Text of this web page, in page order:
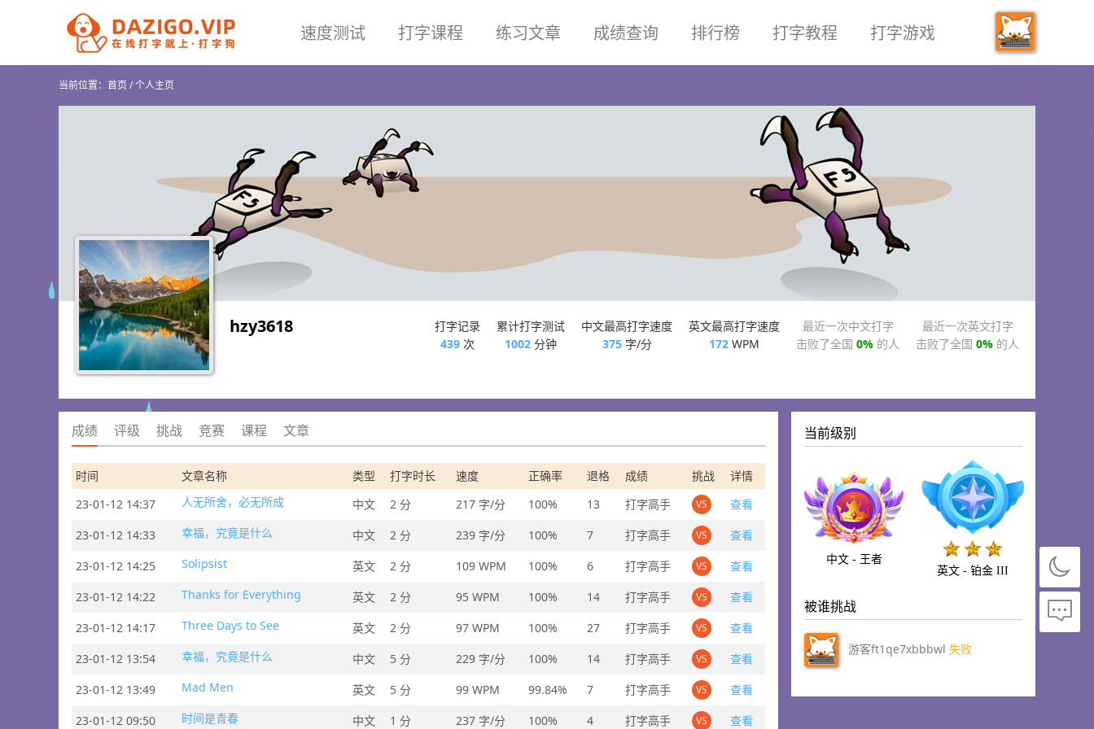
速度测试 打字课程 练习文章 成绩查询 排行榜 打字教程 打字游戏
当前位置： 首页/个人主页
hzy3618
打字记录
439 次
累计打字测试
1002 分钟
中文最高打字速度
375字/分
英文最高打字速度
172 WPM
最近一次中文打字
击败了全国 0% 的人
最近一次英文打字
击败了全国 0% 的人
成绩 评级 挑战 竞赛 课程 文章
时间 文章名称 类型 打字时长 速度 正确率 退格 成绩 挑战
详情
23-01-12 14:37
人无所舍，必无所成 中文 2 分 217 字/分 100% 13 打字高手 VS
查看
23-01-12 14:33
幸福，究竟是什么 中文 2 分 239 字/分 100% 7 打字高手 VS
查看
23-01-12 14:25
Solipsist 英文 2 分 109 WPM 100% 6 打字高手 VS
查看
23-01-12 14:22
Thanks for Everything 英文 2 分 95 WPM 100% 14 打字高手 VS
查看
23-01-12 14:17
Three Days to See 英文 2 分 97 WPM 100% 27 打字高手 VS
查看
23-01-12 13:54
幸福，究竟是什么 中文 5 分 229 字/分 100% 14 打字高手 VS
查看
23-01-12 13:49
Mad Men 英文 5 分 99 WPM 99.84% 7 打字高手 VS
查看
23-01-12 09:50
时间是青春 中文 1 分 237 字/分 100% 4 打字高手 VS 查看
当前级别
中文 - 王者
英文 - 铂金 III
被谁挑战
游客ft1qe7xbbbwl 失败